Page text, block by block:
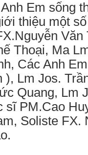
Em sống
thiệu một
Văn
Thoại, Ma
Các Anh
Lm Jos.
Quang, Lm
sĩ PM.Cao
Soliste FX.